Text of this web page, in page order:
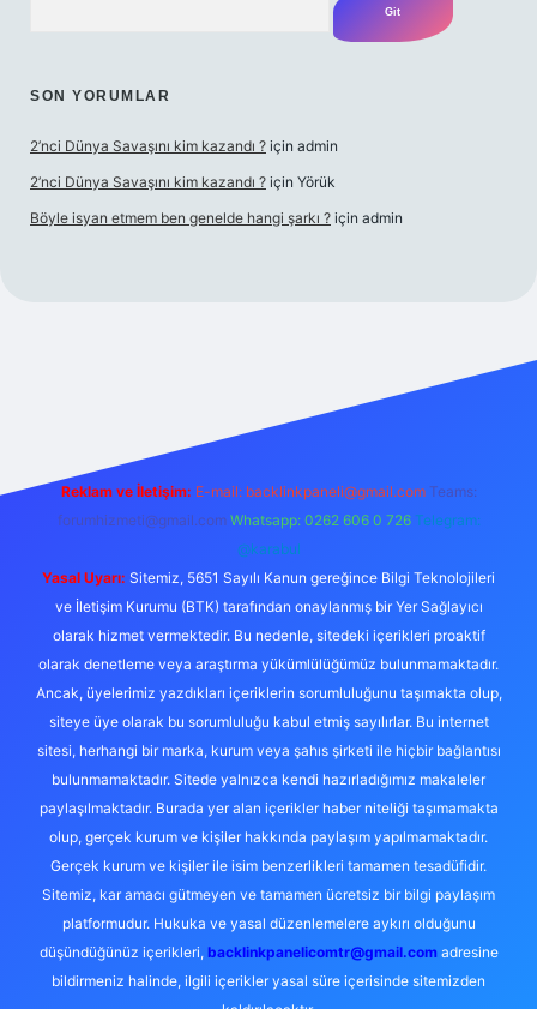
SON YORUMLAR
2’nci Dünya Savaşını kim kazandı ? için admin
2’nci Dünya Savaşını kim kazandı ? için Yörük
Böyle isyan etmem ben genelde hangi şarkı ? için admin
Reklam ve İletişim: E-mail: backlinkpaneli@gmail.com Teams:
forumhizmeti@gmail.com Whatsapp: 0262 606 0 726 Telegram:
@karabul
Yasal Uyarı: Sitemiz, 5651 Sayılı Kanun gereğince Bilgi Teknolojileri
ve İletişim Kurumu (BTK) tarafından onaylanmış bir Yer Sağlayıcı
olarak hizmet vermektedir. Bu nedenle, sitedeki içerikleri proaktif
olarak denetleme veya araştırma yükümlülüğümüz bulunmamaktadır.
Ancak, üyelerimiz yazdıkları içeriklerin sorumluluğunu taşımakta olup,
siteye üye olarak bu sorumluluğu kabul etmiş sayılırlar. Bu internet
sitesi, herhangi bir marka, kurum veya şahıs şirketi ile hiçbir bağlantısı
bulunmamaktadır. Sitede yalnızca kendi hazırladığımız makaleler
paylaşılmaktadır. Burada yer alan içerikler haber niteliği taşımamakta
olup, gerçek kurum ve kişiler hakkında paylaşım yapılmamaktadır.
Gerçek kurum ve kişiler ile isim benzerlikleri tamamen tesadüfidir.
Sitemiz, kar amacı gütmeyen ve tamamen ücretsiz bir bilgi paylaşım
platformudur. Hukuka ve yasal düzenlemelere aykırı olduğunu
düşündüğünüz içerikleri, backlinkpanelicomtr@gmail.comadresine
bildirmeniz halinde, ilgili içerikler yasal süre içerisinde sitemizden